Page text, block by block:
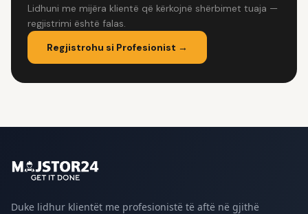
Lidhuni me mijëra klientë që kërkojnë shërbimet tuaja —
regjistrimi është falas.
Regjistrohu si Profesionist →
Duke lidhur klientët me profesionistë të aftë në gjithë